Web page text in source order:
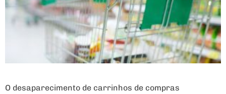
O desaparecimento de carrinhos de compras